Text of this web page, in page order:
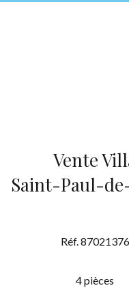
Vente
Saint-Paul-
Réf. 87021376
4 pièces